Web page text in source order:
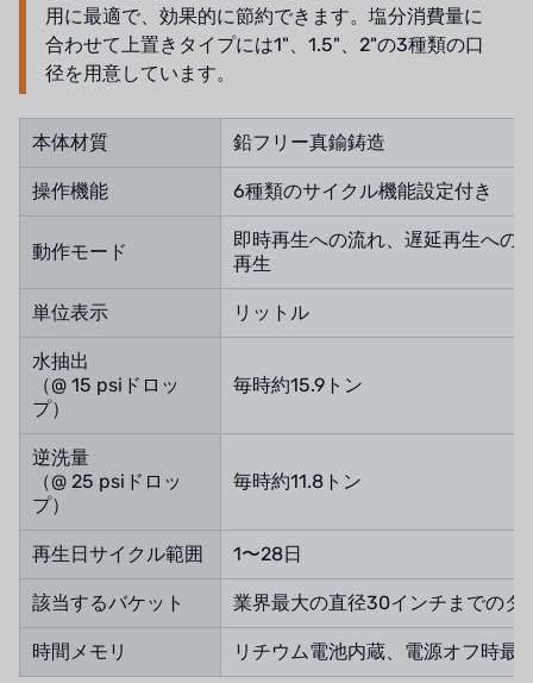
用に最適で、効果的に節約できます。塩分消費量に
合わせて上置きタイプには1"、1.5"、2"の3種類の口
径を用意しています。
本体材質 鉛フリー真鍮鋳造
操作機能 6種類のサイクル機能設定付き
動作モード
即時再生への流れ、遅延再生への
再生
単位表示 リットル
水抽出
（@ 15 psiドロッ
プ）
毎時約15.9トン
逆洗量
（@ 25 psiドロッ
プ）
毎時約11.8トン
再生日サイクル範囲 1〜28日
該当するバケット 業界最大の直径30インチまでのタ
時間メモリ リチウム電池内蔵、電源オフ時最